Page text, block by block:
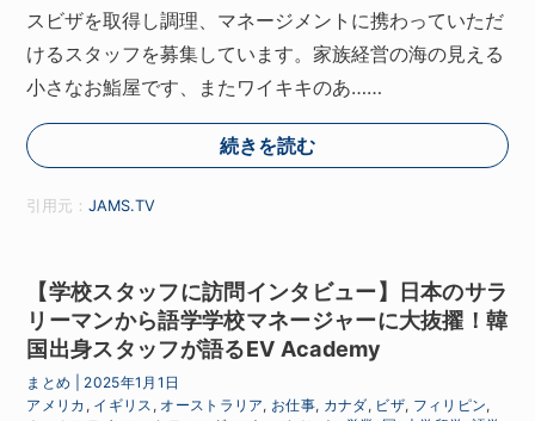
スビザを取得し調理、マネージメントに携わっていただ
けるスタッフを募集しています。家族経営の海の見える
小さなお鮨屋です、またワイキキのあ……
続きを読む
引用元：JAMS.TV
【学校スタッフに訪問インタビュー】日本のサラ
リーマンから語学学校マネージャーに大抜擢！韓
国出身スタッフが語るEV Academy
まとめ
2025年1月1日
アメリカ , イギリス , オーストラリア, お仕事, カナダ, ビザ, フィリピン,